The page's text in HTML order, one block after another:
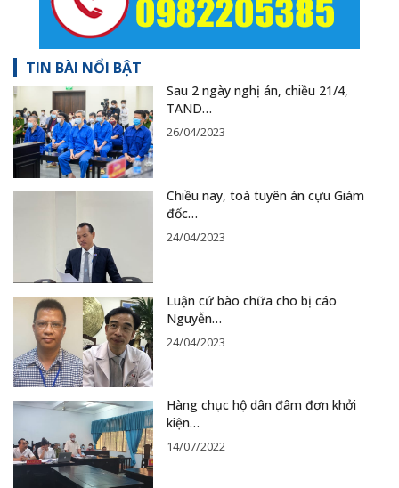
TIN BÀI NỔI BẬT
Sau 2 ngày nghị án, chiều 21/4,
TAND…
26/04/2023
Chiều nay, toà tuyên án cựu Giám
đốc…
24/04/2023
Luận cứ bào chữa cho bị cáo
Nguyễn…
24/04/2023
Hàng chục hộ dân đâm đơn khởi
kiện…
14/07/2022